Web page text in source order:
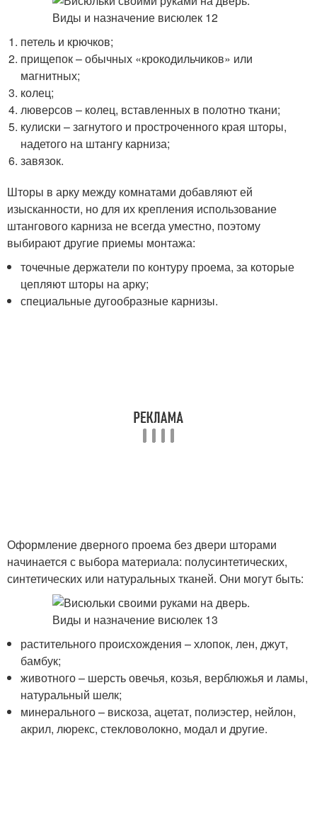
петель и крючков;
прищепок – обычных «крокодильчиков» или
магнитных;
колец;
люверсов – колец, вставленных в полотно ткани;
кулиски – загнутого и простроченного края шторы,
надетого на штангу карниза;
завязок.
Шторы в арку между комнатами добавляют ей
изысканности, но для их крепления использование
штангового карниза не всегда уместно, поэтому
выбирают другие приемы монтажа:
точечные держатели по контуру проема, за которые
цепляют шторы на арку;
специальные дугообразные карнизы.
Оформление дверного проема без двери шторами
начинается с выбора материала: полусинтетических,
синтетических или натуральных тканей. Они могут быть:
растительного происхождения – хлопок, лен, джут,
бамбук;
животного – шерсть овечья, козья, верблюжья и ламы,
натуральный шелк;
минерального – вискоза, ацетат, полиэстер, нейлон,
акрил, люрекс, стекловолокно, модал и другие.